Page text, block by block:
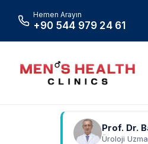
Hemen Arayın
+90 544 979 24 61
Prof. Dr.
Üroloji